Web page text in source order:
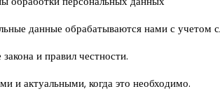
данные обрабатываются нами с учетом
и правил честности.
и актуальными, когда это необходимо.